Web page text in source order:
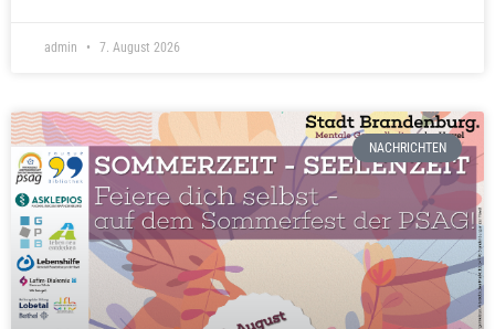
admin 7. August 2026
NACHRICHTEN